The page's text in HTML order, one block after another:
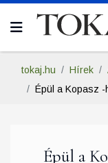
tokaj.hu Hírek
Épül a Kopasz -
Épül a